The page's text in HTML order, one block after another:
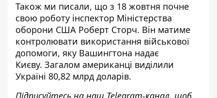
Також ми писали, що з 18 жовтня почне
свою роботу інспектор Міністерства
оборони США Роберт Сторч. Він матиме
контролювати використання військової
допомоги, яку Вашингтона надає
Києву. Загалом американці виділили
Україні 80,82 млрд доларів.
Підписуйтесь на наш Telegram-канал, щоб